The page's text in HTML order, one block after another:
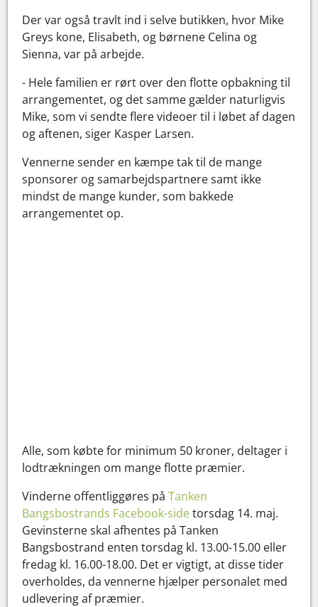
Der var også travlt ind i selve butikken, hvor Mike
Greys kone, Elisabeth, og børnene Celina og
Sienna, var på arbejde.
- Hele familien er rørt over den flotte opbakning til
arrangementet, og det samme gælder naturligvis
Mike, som vi sendte flere videoer til i løbet af dagen
og aftenen, siger Kasper Larsen.
Vennerne sender en kæmpe tak til de mange
sponsorer og samarbejdspartnere samt ikke
mindst de mange kunder, som bakkede
arrangementet op.
Alle, som købte for minimum 50 kroner, deltager i
lodtrækningen om mange flotte præmier.
Vinderne offentliggøres påTanken
Bangsbostrands Facebook-sidetorsdag 14. maj.
Gevinsterne skal afhentes på Tanken
Bangsbostrand enten torsdag kl. 13.00-15.00 eller
fredag kl. 16.00-18.00. Det er vigtigt, at disse tider
overholdes, da vennerne hjælper personalet med
udlevering af præmier.